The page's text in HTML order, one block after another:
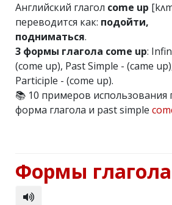
Английский глагол come up
переводится как: подойти,
подниматься.
3 формы глагола come up:
(come up), Past Simple - (came
Participle - (come up).
📚 10 примеров использования
форма глагола и past simple
Формы